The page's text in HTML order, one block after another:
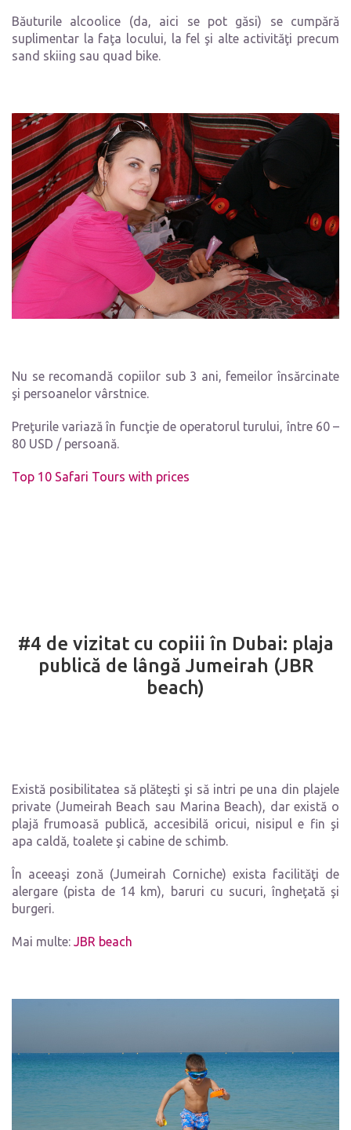
Băuturile alcoolice (da, aici se pot găsi) se cumpără
suplimentar la faţa locului, la fel şi alte activităţi precum
sand skiing sau quad bike.
Nu se recomandă copiilor sub 3 ani, femeilor însărcinate
şi persoanelor vârstnice.
Preţurile variază în funcţie de operatorul turului, între 60 –
80 USD / persoană.
Top 10 Safari Tours with prices
#4 de vizitat cu copiii în Dubai: plaja
publică de lângă Jumeirah (JBR
beach)
Există posibilitatea să plăteşti şi să intri pe una din plajele
private (Jumeirah Beach sau Marina Beach), dar există o
plajă frumoasă publică, accesibilă oricui, nisipul e fin şi
apa caldă, toalete şi cabine de schimb.
În aceeaşi zonă (Jumeirah Corniche) exista facilităţi de
alergare (pista de 14 km), baruri cu sucuri, îngheţată şi
burgeri.
Mai multe: JBR beach